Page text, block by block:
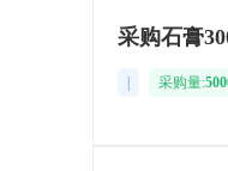
采购石膏
采购量: